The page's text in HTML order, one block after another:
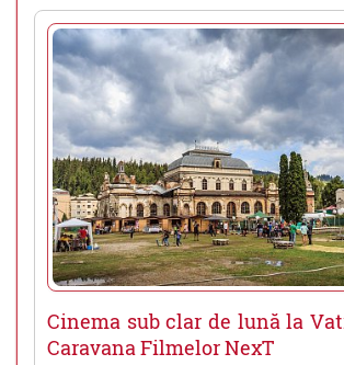
Cinema sub clar de lună la
Caravana Filmelor NexT